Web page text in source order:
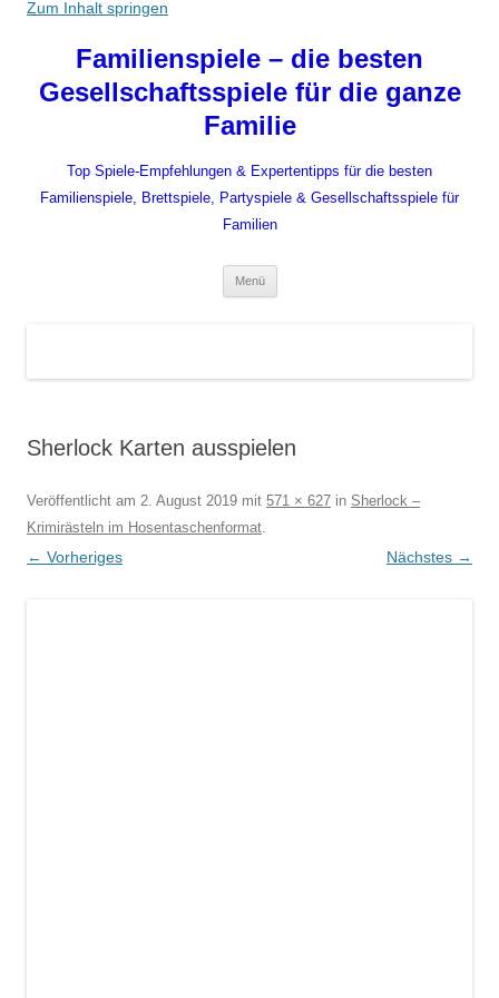
Zum Inhalt springen
Familienspiele – die besten
Gesellschaftsspiele für die ganze
Familie
Top Spiele-Empfehlungen & Expertentipps für die besten
Familienspiele, Brettspiele, Partyspiele & Gesellschaftsspiele für
Familien
Menü
Sherlock Karten ausspielen
Veröffentlicht am 2. August 2019 mit 571 × 627 in Sherlock –
Krimirästeln im Hosentaschenformat.
← Vorheriges Nächstes →